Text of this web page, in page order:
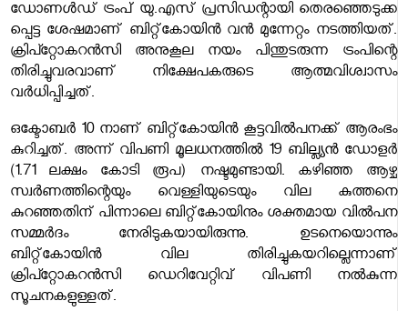
ഡോണൾഡ് ട്രംപ് യു.എസ് പ്രസിഡന്റായി തെരഞ്ഞെടുക്ക​
പ്പെട്ട​ ശേഷമാണ് ബിറ്റ്കോയിൻ വൻ മുന്നേറ്റം നടത്തിയത്.
ക്രിപ്റ്റോകറൻസി അനുകൂല നയം പിന്തുടരുന്ന ട്രംപിന്റെ
തിരിച്ചുവരവാണ് നിക്ഷേപകരുടെ ആത്മവിശ്വാസം
വർധിപ്പിച്ചത്.
ഒക്ടോബർ 10 നാണ് ബിറ്റ്കോയിൻ കൂട്ടവിൽപനക്ക് ആരംഭം
കുറിച്ചത്. അന്ന് വിപണി മൂലധനത്തിൽ 19 ബില്ല്യൻ ഡോളർ
(1.71 ലക്ഷം കോടി രൂപ) നഷ്ടമുണ്ടായി. കഴിഞ്ഞ ആഴ്ച
സ്വർണത്തിന്റെയും വെള്ളിയുടെയും വില കുത്തനെ
കുറഞ്ഞതിന് പിന്നാലെ ബിറ്റ്കോയിനും ശക്തമായ വിൽപന
സമ്മർദം നേരിടുകയായിരുന്നു. ഉടനെയൊന്നും
ബിറ്റ്കോയിൻ വില തിരിച്ചുകയറില്ലെന്നാണ്
ക്രിപ്റ്റോകറൻസി ഡെറിവേറ്റിവ് വിപണി നൽകുന്ന
സൂചനകളുള്ളത്.